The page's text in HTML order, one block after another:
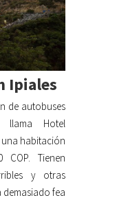
Ipiales
de autobuses
Hotel
habitación
Tienen
y otras
demasiado fea